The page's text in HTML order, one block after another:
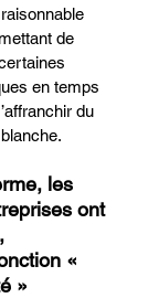
de
en temps
du
​les
ont
«
»​